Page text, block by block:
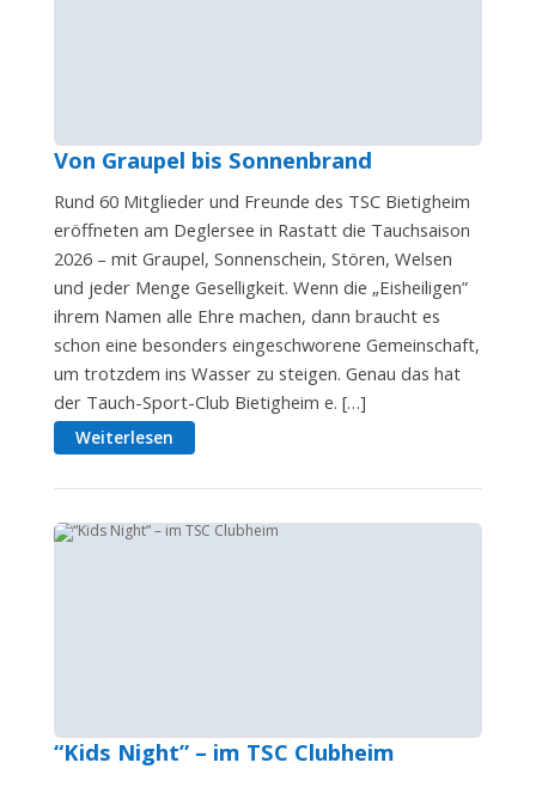
Von Graupel bis Sonnenbrand
Rund 60 Mitglieder und Freunde des TSC Bietigheim
eröffneten am Deglersee in Rastatt die Tauchsaison
2026 – mit Graupel, Sonnenschein, Stören, Welsen
und jeder Menge Geselligkeit. Wenn die „Eisheiligen”
ihrem Namen alle Ehre machen, dann braucht es
schon eine besonders eingeschworene Gemeinschaft,
um trotzdem ins Wasser zu steigen. Genau das hat
der Tauch-Sport-Club Bietigheim e. […]
Weiterlesen
“Kids Night” – im TSC Clubheim